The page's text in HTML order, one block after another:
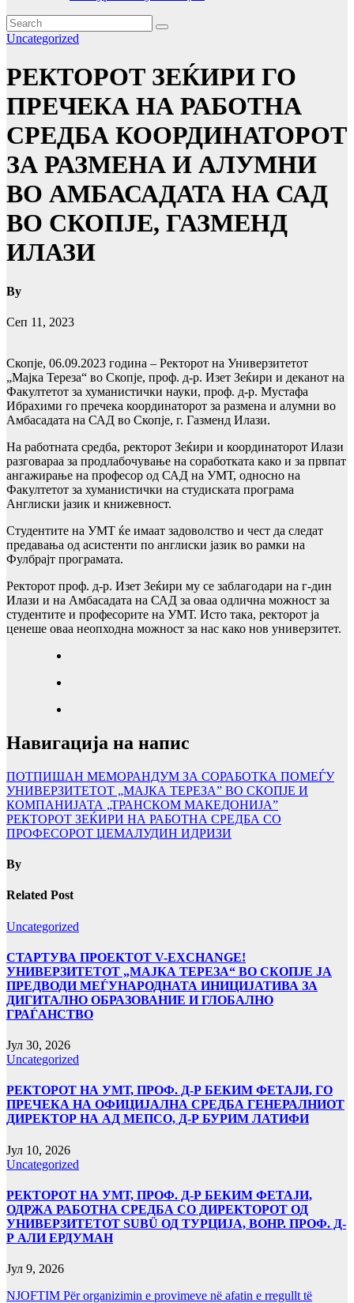
Uncategorized
РЕКТОРОТ ЗЕЌИРИ ГО
ПРЕЧЕКА НА РАБОТНА
СРЕДБА КООРДИНАТОРОТ
ЗА РАЗМЕНА И АЛУМНИ
ВО АМБАСАДАТА НА САД
ВО СКОПЈЕ, ГАЗМЕНД
ИЛАЗИ
By
Сеп 11, 2023
Скопје, 06.09.2023 година – Ректорот на Универзитетот
„Мајка Тереза“ во Скопје, проф. д-р. Изет Зеќири и деканот на
Факултетот за хуманистички науки, проф. д-р. Мустафа
Ибрахими го пречека координаторот за размена и алумни во
Амбасадата на САД во Скопје, г. Газменд Илази.
На работната средба, ректорот Зеќири и координаторот Илази
разговараа за продлабочување на соработката како и за првпат
ангажирање на професор од САД на УМТ, односно на
Факултетот за хуманистички на студиската програма
Англиски јазик и книжевност.
Студентите на УМТ ќе имаат задоволство и чест да следат
предавања од асистенти по англиски јазик во рамки на
Фулбрајт програмата.
Ректорот проф. д-р. Изет Зеќири му се заблагодари на г-дин
Илази и на Амбасадата на САД за оваа одлична можност за
студентите и професорите на УМТ. Исто така, ректорот ја
ценеше оваа неопходна можност за нас како нов универзитет.
Навигација на напис
ПОТПИШАН МЕМОРАНДУМ ЗА СОРАБОТКА ПОМЕЃУ
УНИВЕРЗИТЕТОТ „МАЈКА ТЕРЕЗА” ВО СКОПЈЕ И
КОМПАНИЈАТА „ТРАНСКОМ МАКЕДОНИЈА”
РЕКТОРОТ ЗЕЌИРИ НА РАБОТНА СРЕДБА СО
ПРОФЕСОРОТ ЏЕМАЛУДИН ИДРИЗИ
By
Related Post
Uncategorized
СТАРТУВА ПРОЕКТОТ V-EXCHANGE!
УНИВЕРЗИТЕТОТ „МАЈКА ТЕРЕЗА“ ВО СКОПЈЕ ЈА
ПРЕДВОДИ МЕЃУНАРОДНАТА ИНИЦИЈАТИВА ЗА
ДИГИТАЛНО ОБРАЗОВАНИЕ И ГЛОБАЛНО
ГРАЃАНСТВО
Јул 30, 2026
Uncategorized
РЕКТОРОТ НА УМТ, ПРОФ. Д-Р БЕКИМ ФЕТАЈИ, ГО
ПРЕЧЕКА НА ОФИЦИЈАЛНА СРЕДБА ГЕНЕРАЛНИОТ
ДИРЕКТОР НА АД МЕПСО, Д-Р БУРИМ ЛАТИФИ
Јул 10, 2026
Uncategorized
РЕКТОРОТ НА УМТ, ПРОФ. Д-Р БЕКИМ ФЕТАЈИ,
ОДРЖА РАБОТНА СРЕДБА СО ДИРЕКТОРОТ ОД
УНИВЕРЗИТЕТОТ SUBÜ ОД ТУРЦИЈА, ВОНР. ПРОФ. Д-
Р АЛИ ЕРДУМАН
Јул 9, 2026
NJOFTIM Për organizimin e provimeve në afatin e rregullt të